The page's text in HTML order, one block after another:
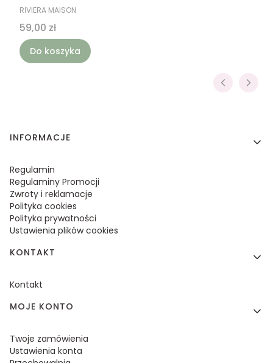
PRODUCENT
RIVIERA MAISON
Cena
59,00 zł
Do koszyka
Linki w stopce
INFORMACJE
Regulamin
Regulaminy Promocji
Zwroty i reklamacje
Polityka cookies
Polityka prywatności
Ustawienia plików cookies
KONTAKT
Kontakt
MOJE KONTO
Twoje zamówienia
Ustawienia konta